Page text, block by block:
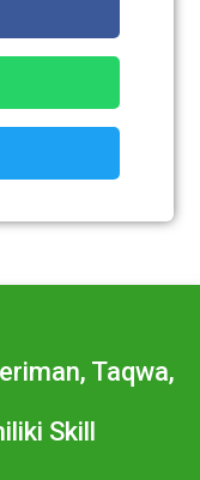
Taqwa,
Skill